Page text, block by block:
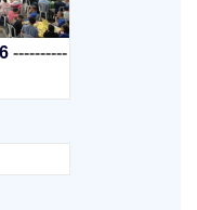
----------